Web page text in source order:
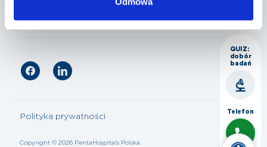
Copyright © 2026 PentaHospitals Polska
Polityka prywatności
QUIZ:
dobór
badań
Telefon